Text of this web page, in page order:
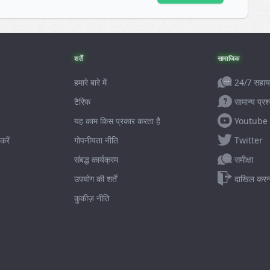
शर्तें
हमारे बारे में
टैरिफ
यह काम किस प्रकार करता है
गोपनीयता नीति
संबद्ध कार्यक्रम
उपयोग की शर्तें
कुकीज़ नीति
सामाजिक
24/7
सामान्य
Youtube
Twitter
समीक्षा
दाखिल